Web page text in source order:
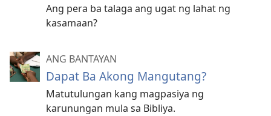
Ang pera ba talaga ang ugat ng lahat ng
kasamaan?
ANG BANTAYAN
Dapat Ba Akong Mangutang?
Matutulungan kang magpasiya ng
karunungan mula sa Bibliya.